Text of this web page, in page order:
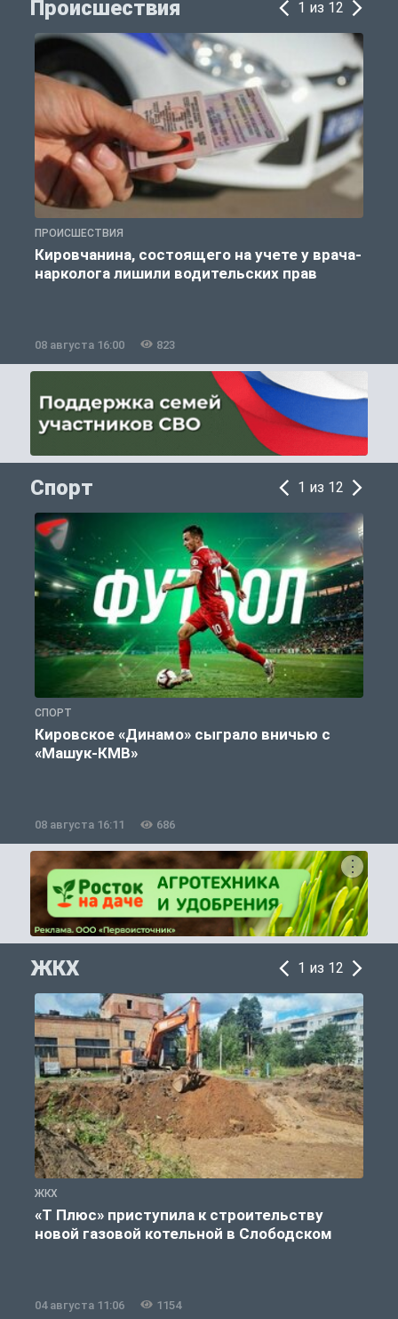
Происшествия 1 из 12
ПРОИСШЕСТВИЯ
Кировчанина, состоящего на учете у врача-
нарколога лишили водительских прав
08 августа 16:00 823
Спорт 1 из 12
СПОРТ
Кировское «Динамо» сыграло вничью с
«Машук-КМВ»
08 августа 16:11 686
ЖКХ 1 из 12
ЖКХ
«Т Плюс» приступила к строительству
новой газовой котельной в Слободском
04 августа 11:06 1154